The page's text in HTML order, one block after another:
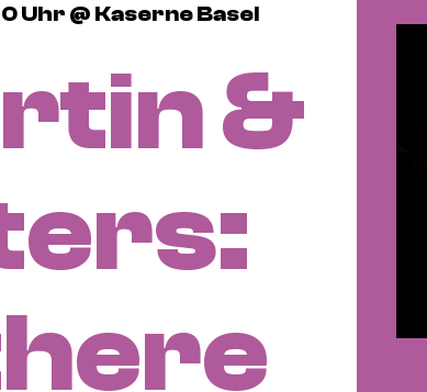
Bäckereien & Konditoreien
Schmuck & Uhren
Blumen & Pflanzen
Uhr @ Kaserne Basel
&